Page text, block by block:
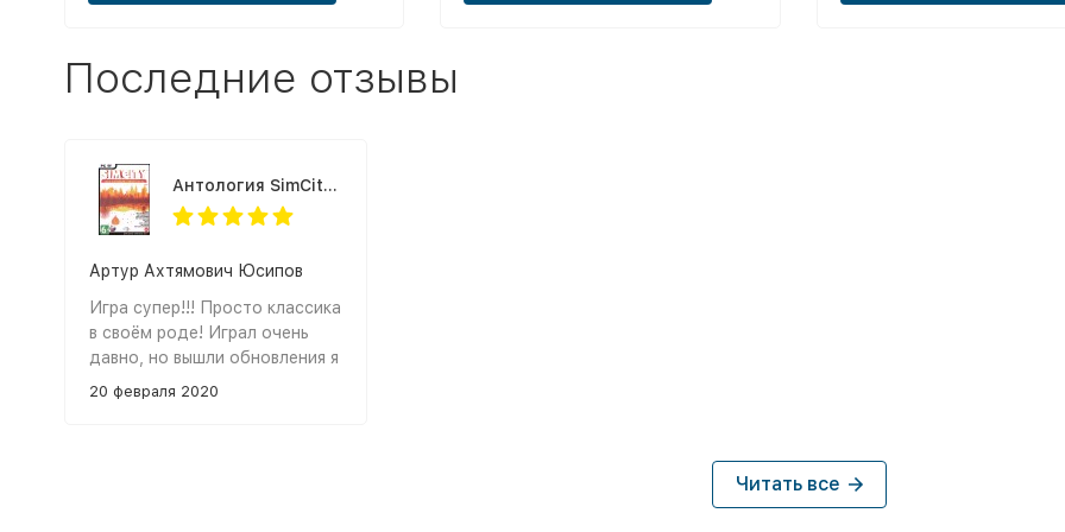
оливки.
- создать такой парк, от
Последние отзывы
Антология SimCity: Твои фантазии - Твой город
Артур Ахтямович Юсипов
Игра супер!!! Просто классика
в своём роде! Играл очень
давно, но вышли обновления я
даже сначала не понял, но
20 февраля 2020
Читать все